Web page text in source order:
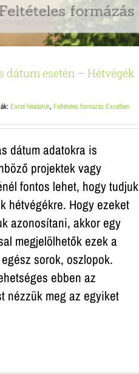
dátum esetén – Hétvégék
Excel feladatok, Feltételes formázás Excelben
dátum adatokra is
projektek vagy
fontos lehet, hogy tudjuk
hétvégékre. Hogy ezeket
azonosítani, akkor egy
megjelölhetők ezek a
sorok, oszlopok.
ebben az
nézzük meg az egyiket